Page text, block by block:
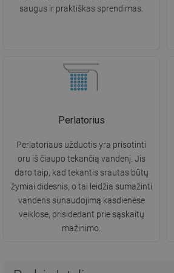
saugus ir praktiškas sprendimas.
Perlatorius
Perlatoriaus užduotis yra prisotinti
oru iš čiaupo tekančią vandenį. Jis
daro taip, kad tekantis srautas būtų
žymiai didesnis, o tai leidžia sumažinti
vandens sunaudojimą kasdienėse
veiklose, prisidedant prie sąskaitų
mažinimo.